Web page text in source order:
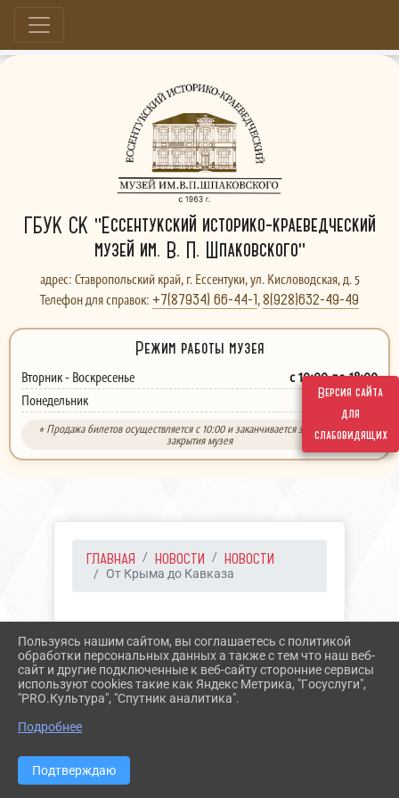
Версия сайта
для
слабовидящих
Больше, чем музей...
ГБУК СК "Ессентукский историко-краеведческий
музей им. В. П. Шпаковского"
адрес: Ставропольский край, г. Ессентуки, ул. Кисловодская, д. 5
Телефон для справок: +7(87934) 66-44-1,8(928)632-49-49
Режим работы музея
Вторник - Воскресенье с 10:00 до 18:00
Понедельник выходной
* Продажа билетов осуществляется с 10:00 и заканчивается за 30 минут до
закрытия музея
ГЛАВНАЯ НОВОСТИ НОВОСТИ
От Крыма до Кавказа
ОТ КРЫМА ДО КАВКАЗА
Пользуясь нашим сайтом, вы соглашаетесь с политикой
обработки персональных данных а также с тем что наш веб-
сайт и другие подключенные к веб-сайту сторонние сервисы
используют cookies такие как Яндекс Метрика, "Госуслуги",
"PRO.Культура", "Спутник аналитика".
Подробнее
Подтверждаю